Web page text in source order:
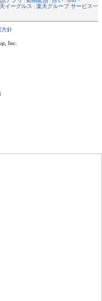
イーグルス | 楽天グループ サービス一
方針
Inc.